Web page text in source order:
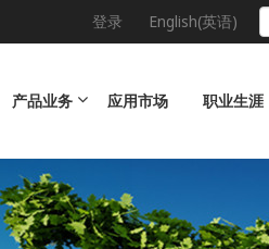
登录 English(英语)
产品业务 应用市场 职业生涯